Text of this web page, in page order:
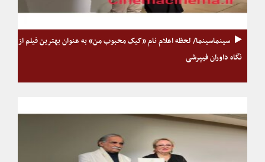
سینماسینما/ لحظه اعلام نام «کیک محبوب من» به عنوان بهترین فیلم از
نگاه داوران فیپرشی